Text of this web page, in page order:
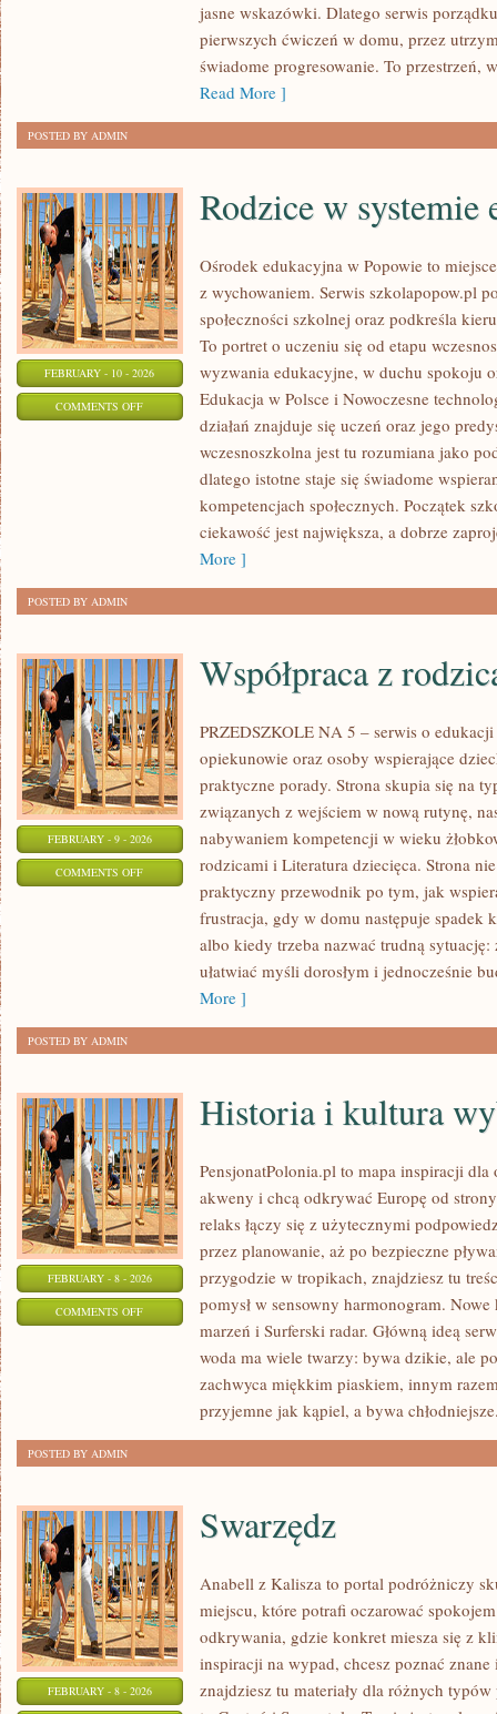
jasne wskazówki. Dlatego serwis
pierwszych ćwiczeń w domu, przez
świadome progresowanie. To przestrzeń,
Read More ]
POSTED BY ADMIN
FEBRUARY - 10 - 2026
COMMENTS OFFON
Rodzice w systemie
Ośrodek edukacyjna w Popowie to
z wychowaniem. Serwis szkolapopow.pl
społeczności szkolnej oraz podkreśla
To portret o uczeniu się od etapu
wyzwania edukacyjne, w duchu spokoju
Edukacja w Polsce i Nowoczesne
działań znajduje się uczeń oraz jego
wczesnoszkolna jest tu rozumiana jako
dlatego istotne staje się świadome
kompetencjach społecznych. Początek
ciekawość jest największa, a dobrze
More ]
POSTED BY ADMIN
FEBRUARY - 9 - 2026
COMMENTS OFFON
WSPÓŁPRACA
RODZICAMI
Współpraca z
PRZEDSZKOLE NA 5 – serwis o
opiekunowie oraz osoby wspierające
praktyczne porady. Strona skupia się na
związanych z wejściem w nową rutynę,
nabywaniem kompetencji w wieku
rodzicami i Literatura dziecięca. Strona
praktyczny przewodnik po tym, jak
frustracja, gdy w domu następuje spadek
albo kiedy trzeba nazwać trudną
ułatwiać myśli dorosłym i jednocześnie
More ]
POSTED BY ADMIN
FEBRUARY - 8 - 2026
COMMENTS OFFON
WYBRZEŻY
Historia i kultura
PensjonatPolonia.pl to mapa inspiracji
akweny i chcą odkrywać Europę od
relaks łączy się z użytecznymi
przez planowanie, aż po bezpieczne
przygodzie w tropikach, znajdziesz tu
pomysł w sensowny harmonogram.
marzeń i Surferski radar. Główną ideą
woda ma wiele twarzy: bywa dzikie, ale
zachwyca miękkim piaskiem, innym
przyjemne jak kąpiel, a bywa
POSTED BY ADMIN
FEBRUARY - 8 - 2026
Swarzędz
Anabell z Kalisza to portal podróżniczy
miejscu, które potrafi oczarować
odkrywania, gdzie konkret miesza się z
inspiracji na wypad, chcesz poznać
znajdziesz tu materiały dla różnych